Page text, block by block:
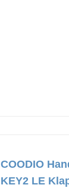
COODIO
KEY2 LE